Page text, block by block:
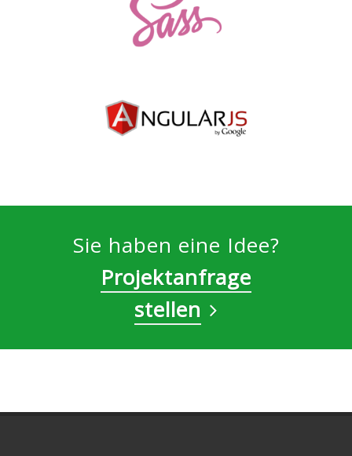
Sie haben eine Idee?
Projektanfrage
stellen